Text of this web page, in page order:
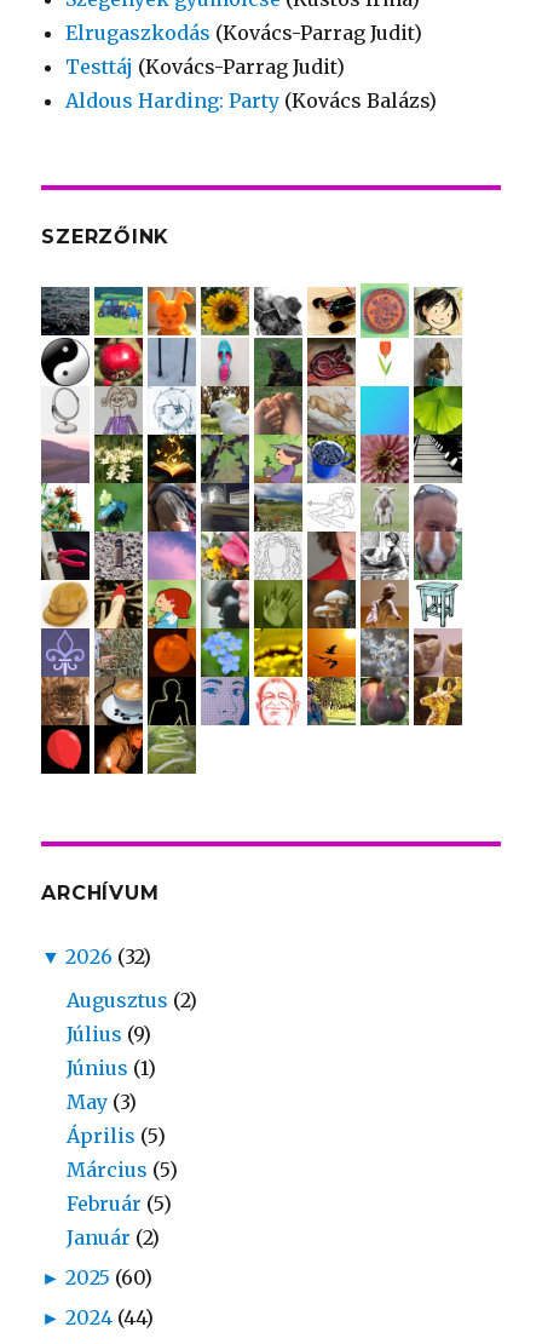
Elrugaszkodás (Kovács-Parrag Judit)
Testtáj (Kovács-Parrag Judit)
Aldous Harding: Party (Kovács Balázs)
SZERZŐINK
ARCHÍVUM
▼ 2026 (32)
Augusztus (2)
Július (9)
Június (1)
May (3)
Április (5)
Március (5)
Február (5)
Január (2)
► 2025 (60)
► 2024 (44)